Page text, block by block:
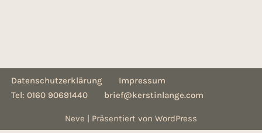
Datenschutzerklärung
Impressum
Tel: 0160 90691440
brief@kerstinlange.com
Neve | Präsentiert von WordPress